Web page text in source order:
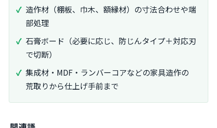
造作材（棚板、巾木、額縁材）の寸法合わせや端
部処理
石膏ボード（必要に応じ、防じんタイプ＋対応刃
で切断）
集成材・MDF・ランバーコアなどの家具造作の
荒取りから仕上げ手前まで